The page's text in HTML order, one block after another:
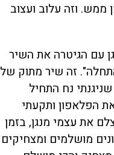
ממש. וזה עלוב ועצוב
עם הגיטרה את השיר
זה שיר מתוק של
נח התחיל
הפלאפון ותקעתי
את עצמי מנגן, בזמן
מושלמים ומצחיקים